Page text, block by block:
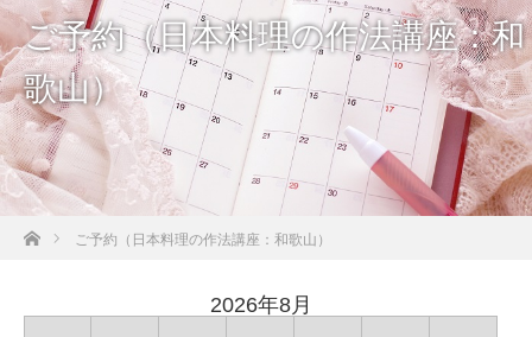
ご予約（日本料理の作法講座：和
歌山）
ホームご予約（日本料理の作法講座：和歌山）
2026年8月